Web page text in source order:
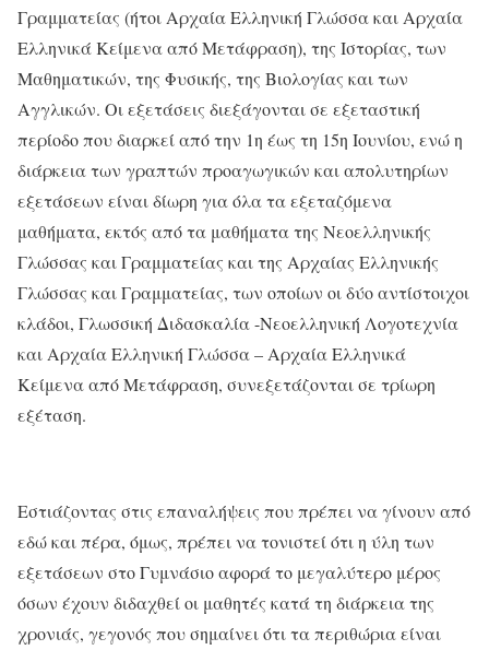
Γραμματείας (ήτοι Αρχαία Ελληνική Γλώσσα και Αρχαία
Ελληνικά Κείμενα από Μετάφραση), της Ιστορίας, των
Μαθηματικών, της Φυσικής, της Βιολογίας και των
Αγγλικών. Οι εξετάσεις διεξάγονται σε εξεταστική
περίοδο που διαρκεί από την 1η έως τη 15η Ιουνίου, ενώ η
διάρκεια των γραπτών προαγωγικών και απολυτηρίων
εξετάσεων είναι δίωρη για όλα τα εξεταζόμενα
μαθήματα, εκτός από τα μαθήματα της Νεοελληνικής
Γλώσσας και Γραμματείας και της Αρχαίας Ελληνικής
Γλώσσας και Γραμματείας, των οποίων οι δύο αντίστοιχοι
κλάδοι, Γλωσσική Διδασκαλία -Νεοελληνική Λογοτεχνία
και Αρχαία Ελληνική Γλώσσα – Αρχαία Ελληνικά
Κείμενα από Μετάφραση, συνεξετάζονται σε τρίωρη
εξέταση.
Εστιάζοντας στις επαναλήψεις που πρέπει να γίνουν από
εδώ και πέρα, όμως, πρέπει να τονιστεί ότι η ύλη των
εξετάσεων στο Γυμνάσιο αφορά το μεγαλύτερο μέρος
όσων έχουν διδαχθεί οι μαθητές κατά τη διάρκεια της
χρονιάς, γεγονός που σημαίνει ότι τα περιθώρια είναι